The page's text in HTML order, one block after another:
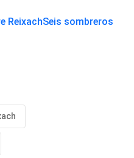
ReixachSeis sombreros